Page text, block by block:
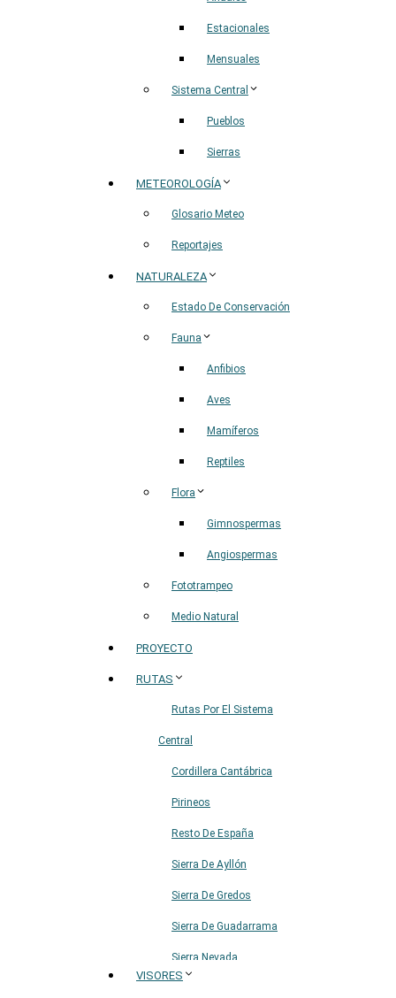
Estacionales
Mensuales
Sistema Central
Pueblos
Sierras
METEOROLOGÍA
Glosario Meteo
Reportajes
NATURALEZA
Estado De Conservación
Fauna
Anfibios
Aves
Mamíferos
Reptiles
Flora
Gimnospermas
Angiospermas
Fototrampeo
Medio Natural
PROYECTO
RUTAS
Rutas Por El Sistema
Central
Cordillera Cantábrica
Pirineos
Resto De España
Sierra De Ayllón
Sierra De Gredos
Sierra De Guadarrama
Sierra Nevada
VISORES